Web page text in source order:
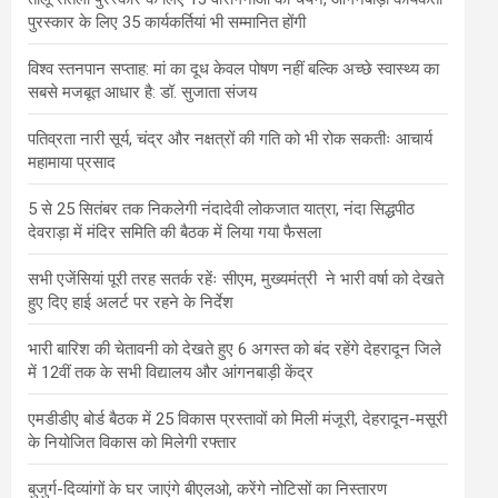
पुरस्कार के लिए 35 कार्यकर्तियां भी सम्मानित होंगी
विश्व स्तनपान सप्ताह: मां का दूध केवल पोषण नहीं बल्कि अच्छे स्वास्थ्य का
सबसे मजबूत आधार है: डॉ. सुजाता संजय
पतिव्रता नारी सूर्य, चंद्र और नक्षत्रों की गति को भी रोक सकतीः आचार्य
महामाया प्रसाद
5 से 25 सितंबर तक निकलेगी नंदादेवी लोकजात यात्रा, नंदा सिद्धपीठ
देवराड़ा में मंदिर समिति की बैठक में लिया गया फैसला
सभी एजेंसियां पूरी तरह सतर्क रहेंः सीएम, मुख्यमंत्री ने भारी वर्षा को देखते
हुए दिए हाई अलर्ट पर रहने के निर्देश
भारी बारिश की चेतावनी को देखते हुए 6 अगस्त को बंद रहेंगे देहरादून जिले
में 12वीं तक के सभी विद्यालय और आंगनबाड़ी केंद्र
एमडीडीए बोर्ड बैठक में 25 विकास प्रस्तावों को मिली मंजूरी, देहरादून-मसूरी
के नियोजित विकास को मिलेगी रफ्तार
बुजुर्ग-दिव्यांगों के घर जाएंगे बीएलओ, करेंगे नोटिसों का निस्तारण